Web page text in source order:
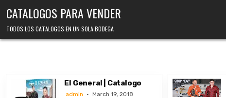
CATALOGOS PARA VENDER
TODOS LOS CATALOGOS EN UN SOLA BODEGA
El General | Catalogo
admin March 19, 2018